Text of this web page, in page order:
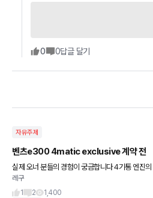
0 0답글 달기
자유주제
벤츠e300 4matic exclusive 계약 전
실제 오너 분들의 경험이 궁금합니다 4기통 엔진의 덜덜 거리
레구
1
2 1,400